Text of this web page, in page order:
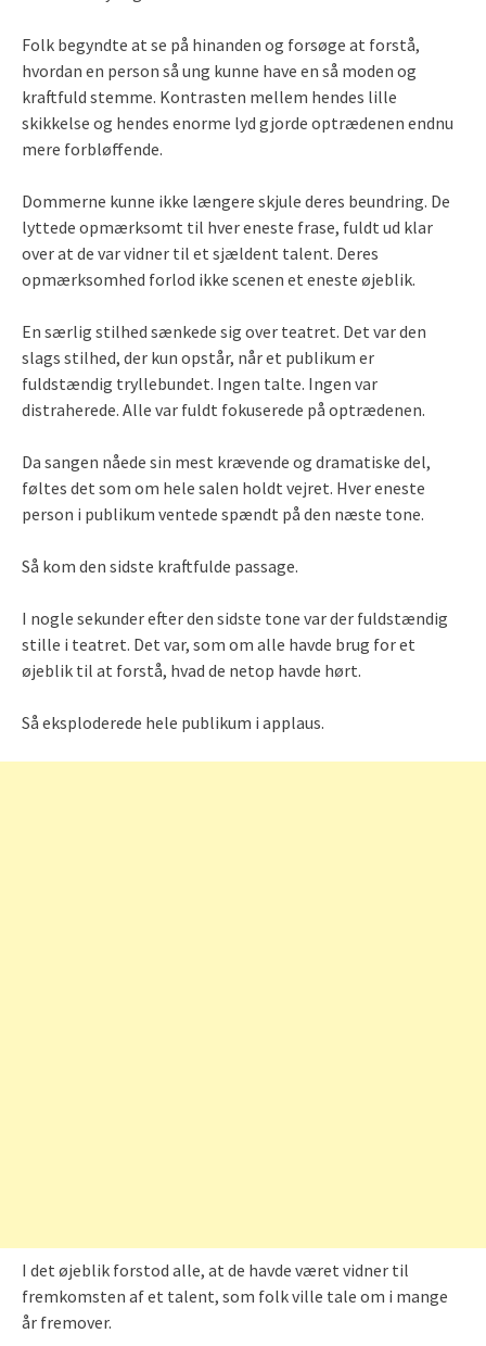
Folk begyndte at se på hinanden og forsøge at forstå,
hvordan en person så ung kunne have en så moden og
kraftfuld stemme. Kontrasten mellem hendes lille
skikkelse og hendes enorme lyd gjorde optrædenen endnu
mere forbløffende.
Dommerne kunne ikke længere skjule deres beundring. De
lyttede opmærksomt til hver eneste frase, fuldt ud klar
over at de var vidner til et sjældent talent. Deres
opmærksomhed forlod ikke scenen et eneste øjeblik.
En særlig stilhed sænkede sig over teatret. Det var den
slags stilhed, der kun opstår, når et publikum er
fuldstændig tryllebundet. Ingen talte. Ingen var
distraherede. Alle var fuldt fokuserede på optrædenen.
Da sangen nåede sin mest krævende og dramatiske del,
føltes det som om hele salen holdt vejret. Hver eneste
person i publikum ventede spændt på den næste tone.
Så kom den sidste kraftfulde passage.
I nogle sekunder efter den sidste tone var der fuldstændig
stille i teatret. Det var, som om alle havde brug for et
øjeblik til at forstå, hvad de netop havde hørt.
Så eksploderede hele publikum i applaus.
I det øjeblik forstod alle, at de havde været vidner til
fremkomsten af et talent, som folk ville tale om i mange
år fremover.